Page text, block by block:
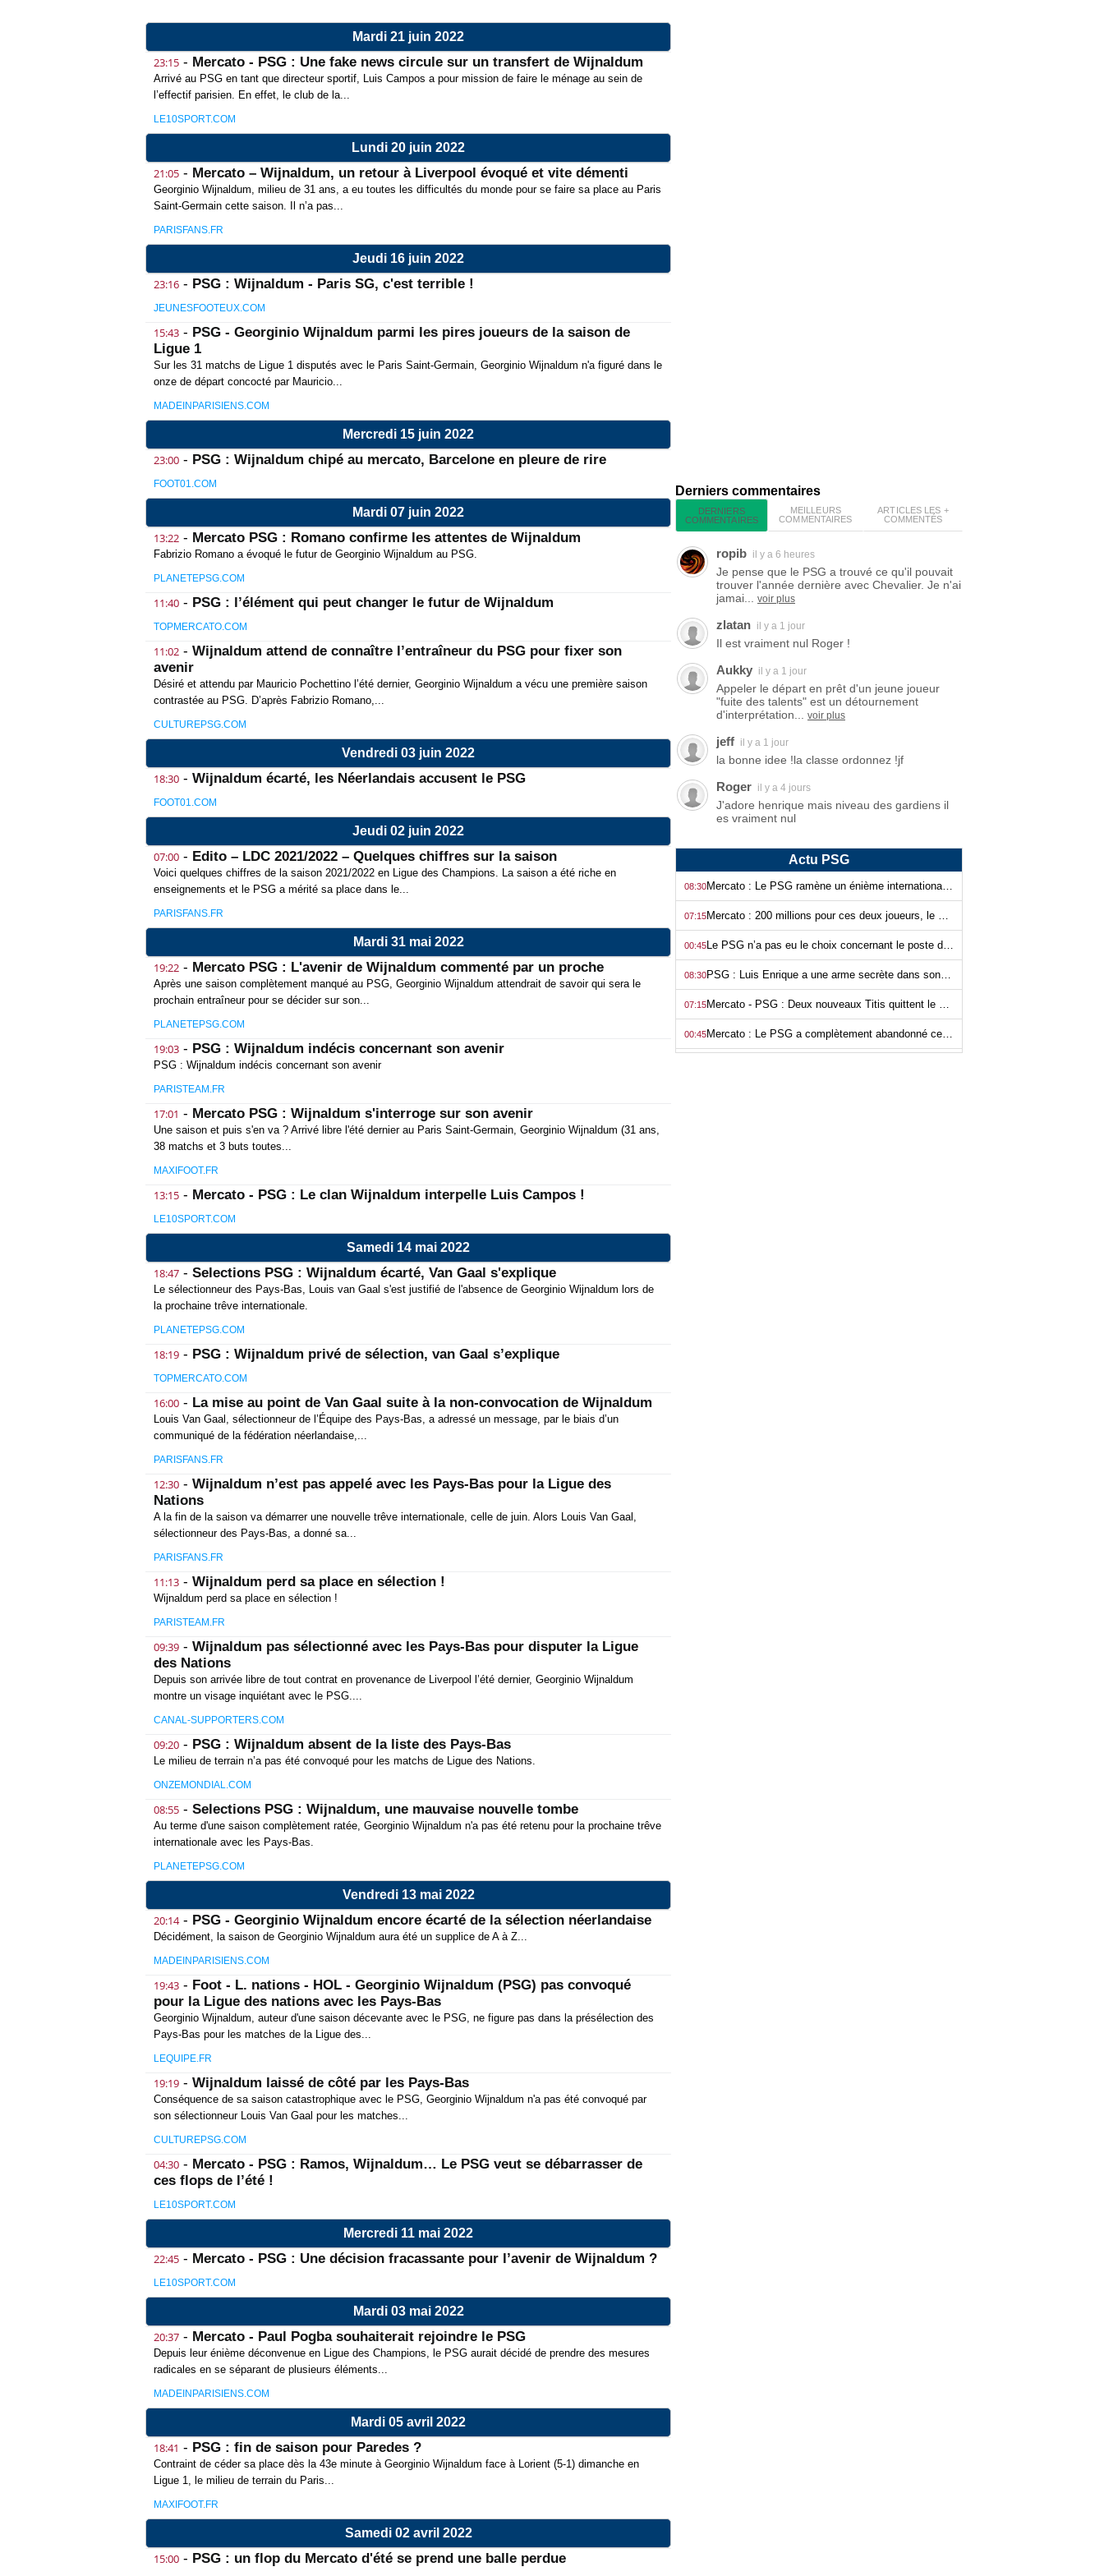
Mardi 21 juin 2022
23:15 - Mercato - PSG : Une fake news circule sur un transfert de Wijnaldum
Arrivé au PSG en tant que directeur sportif, Luis Campos a pour mission de faire le ménage au sein de
l’effectif parisien. En effet, le club de la...
LE10SPORT.COM
Lundi 20 juin 2022
21:05 - Mercato – Wijnaldum, un retour à Liverpool évoqué et vite démenti
Georginio Wijnaldum, milieu de 31 ans, a eu toutes les difficultés du monde pour se faire sa place au Paris
Saint-Germain cette saison. Il n’a pas...
PARISFANS.FR
Jeudi 16 juin 2022
23:16 - PSG : Wijnaldum - Paris SG, c'est terrible !
JEUNESFOOTEUX.COM
15:43 - PSG - Georginio Wijnaldum parmi les pires joueurs de la saison de
Ligue 1
Sur les 31 matchs de Ligue 1 disputés avec le Paris Saint-Germain, Georginio Wijnaldum n'a figuré dans le
onze de départ concocté par Mauricio...
MADEINPARISIENS.COM
Mercredi 15 juin 2022
23:00 - PSG : Wijnaldum chipé au mercato, Barcelone en pleure de rire
FOOT01.COM
Mardi 07 juin 2022
13:22 - Mercato PSG : Romano confirme les attentes de Wijnaldum
Fabrizio Romano a évoqué le futur de Georginio Wijnaldum au PSG.
PLANETEPSG.COM
11:40 - PSG : l’élément qui peut changer le futur de Wijnaldum
TOPMERCATO.COM
11:02 - Wijnaldum attend de connaître l’entraîneur du PSG pour fixer son
avenir
Désiré et attendu par Mauricio Pochettino l’été dernier, Georginio Wijnaldum a vécu une première saison
contrastée au PSG. D’après Fabrizio Romano,...
CULTUREPSG.COM
Vendredi 03 juin 2022
18:30 - Wijnaldum écarté, les Néerlandais accusent le PSG
FOOT01.COM
Jeudi 02 juin 2022
07:00 - Edito – LDC 2021/2022 – Quelques chiffres sur la saison
Voici quelques chiffres de la saison 2021/2022 en Ligue des Champions. La saison a été riche en
enseignements et le PSG a mérité sa place dans le...
PARISFANS.FR
Mardi 31 mai 2022
19:22 - Mercato PSG : L'avenir de Wijnaldum commenté par un proche
Après une saison complètement manqué au PSG, Georginio Wijnaldum attendrait de savoir qui sera le
prochain entraîneur pour se décider sur son...
PLANETEPSG.COM
19:03 - PSG : Wijnaldum indécis concernant son avenir
PSG : Wijnaldum indécis concernant son avenir
PARISTEAM.FR
17:01 - Mercato PSG : Wijnaldum s'interroge sur son avenir
Une saison et puis s'en va ? Arrivé libre l'été dernier au Paris Saint-Germain, Georginio Wijnaldum (31 ans,
38 matchs et 3 buts toutes...
MAXIFOOT.FR
13:15 - Mercato - PSG : Le clan Wijnaldum interpelle Luis Campos !
LE10SPORT.COM
Samedi 14 mai 2022
18:47 - Selections PSG : Wijnaldum écarté, Van Gaal s'explique
Le sélectionneur des Pays-Bas, Louis van Gaal s'est justifié de l'absence de Georginio Wijnaldum lors de
la prochaine trêve internationale.
PLANETEPSG.COM
18:19 - PSG : Wijnaldum privé de sélection, van Gaal s’explique
TOPMERCATO.COM
16:00 - La mise au point de Van Gaal suite à la non-convocation de Wijnaldum
Louis Van Gaal, sélectionneur de l’Équipe des Pays-Bas, a adressé un message, par le biais d’un
communiqué de la fédération néerlandaise,...
PARISFANS.FR
12:30 - Wijnaldum n’est pas appelé avec les Pays-Bas pour la Ligue des
Nations
A la fin de la saison va démarrer une nouvelle trêve internationale, celle de juin. Alors Louis Van Gaal,
sélectionneur des Pays-Bas, a donné sa...
PARISFANS.FR
11:13 - Wijnaldum perd sa place en sélection !
Wijnaldum perd sa place en sélection !
PARISTEAM.FR
09:39 - Wijnaldum pas sélectionné avec les Pays-Bas pour disputer la Ligue
des Nations
Depuis son arrivée libre de tout contrat en provenance de Liverpool l’été dernier, Georginio Wijnaldum
montre un visage inquiétant avec le PSG....
CANAL-SUPPORTERS.COM
09:20 - PSG : Wijnaldum absent de la liste des Pays-Bas
Le milieu de terrain n’a pas été convoqué pour les matchs de Ligue des Nations.
ONZEMONDIAL.COM
08:55 - Selections PSG : Wijnaldum, une mauvaise nouvelle tombe
Au terme d'une saison complètement ratée, Georginio Wijnaldum n'a pas été retenu pour la prochaine trêve
internationale avec les Pays-Bas.
PLANETEPSG.COM
Vendredi 13 mai 2022
20:14- PSG - Georginio Wijnaldum encore écarté de la sélection néerlandaise
Décidément, la saison de Georginio Wijnaldum aura été un supplice de A à Z...
MADEINPARISIENS.COM
19:43 - Foot - L. nations - HOL - Georginio Wijnaldum (PSG) pas convoqué
pour la Ligue des nations avec les Pays-Bas
Georginio Wijnaldum, auteur d'une saison décevante avec le PSG, ne figure pas dans la présélection des
Pays-Bas pour les matches de la Ligue des...
LEQUIPE.FR
19:19 - Wijnaldum laissé de côté par les Pays-Bas
Conséquence de sa saison catastrophique avec le PSG, Georginio Wijnaldum n'a pas été convoqué par
son sélectionneur Louis Van Gaal pour les matches...
CULTUREPSG.COM
04:30 - Mercato - PSG : Ramos, Wijnaldum… Le PSG veut se débarrasser de
ces flops de l’été !
LE10SPORT.COM
Mercredi 11 mai 2022
22:45 - Mercato - PSG : Une décision fracassante pour l’avenir de Wijnaldum ?
LE10SPORT.COM
Mardi 03 mai 2022
20:37 - Mercato - Paul Pogba souhaiterait rejoindre le PSG
Depuis leur énième déconvenue en Ligue des Champions, le PSG aurait décidé de prendre des mesures
radicales en se séparant de plusieurs éléments...
MADEINPARISIENS.COM
Mardi 05 avril 2022
18:41 - PSG : fin de saison pour Paredes ?
Contraint de céder sa place dès la 43e minute à Georginio Wijnaldum face à Lorient (5-1) dimanche en
Ligue 1, le milieu de terrain du Paris...
MAXIFOOT.FR
Samedi 02 avril 2022
15:00 - PSG : un flop du Mercato d'été se prend une balle perdue
Derniers commentaires
DERNIERS
COMMENTAIRES
MEILLEURS
COMMENTAIRES
ARTICLES LES +
COMMENTÉS
ropib il y a 6 heures
Je pense que le PSG a trouvé ce qu'il pouvait
trouver l'année dernière avec Chevalier. Je n'ai
jamai...
voir plus
zlatan il y a 1 jour
Il est vraiment nul Roger !
Aukky il y a 1 jour
Appeler le départ en prêt d'un jeune joueur
"fuite des talents" est un détournement
d'interprétation...
voir plus
jeff il y a 1 jour
la bonne idee !la classe ordonnez !jf
Roger il y a 4 jours
J'adore henrique mais niveau des gardiens il
es vraiment nul
Actu PSG
08:30 Mercato : Le PSG ramène un énième international français !
07:15 Mercato : 200 millions pour ces deux joueurs, le PSG signe de suite !
00:45 Le PSG n’a pas eu le choix concernant le poste de gardien de but…
08:30 PSG : Luis Enrique a une arme secrète dans son sac !
07:15 Mercato - PSG : Deux nouveaux Titis quittent le navire
00:45 Mercato : Le PSG a complètement abandonné cette piste…